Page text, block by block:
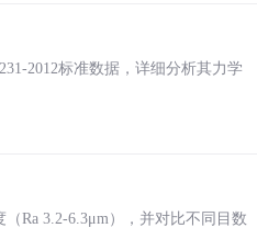
2012标准数据，详细分析其力学
Ra 3.2-6.3μm），并对比不同目数